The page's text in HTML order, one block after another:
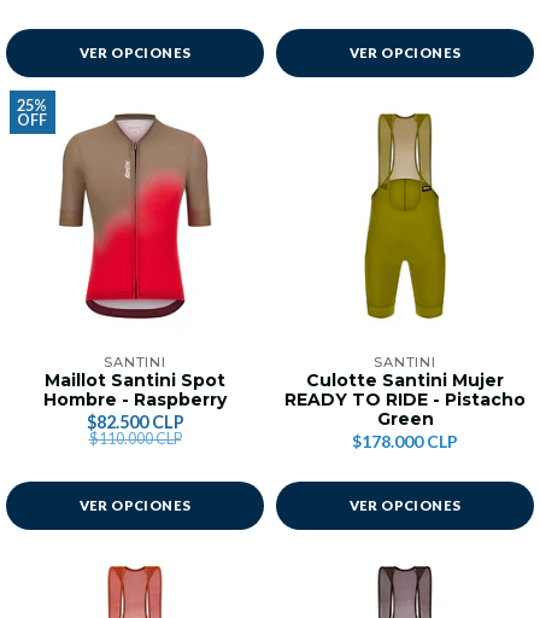
VER OPCIONES VER OPCIONES
25%
OFF
SANTINI
Maillot Santini Spot
Hombre - Raspberry
$82.500 CLP
$110.000 CLP
VER OPCIONES
SANTINI
Culotte Santini Mujer
READY TO RIDE - Pistacho
Green
$178.000 CLP
VER OPCIONES